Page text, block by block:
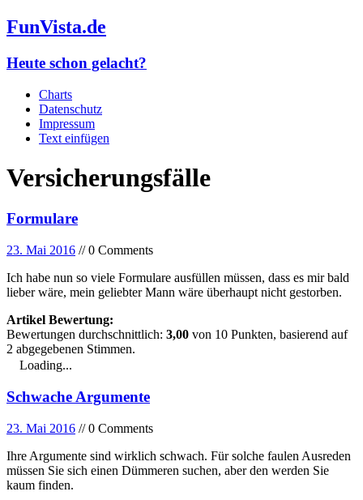
FunVista.de
Heute schon gelacht?
Charts
Datenschutz
Impressum
Text einfügen
Versicherungsfälle
Formulare
23. Mai 2016 // 0 Comments
Ich habe nun so viele Formulare ausfüllen müssen, dass es mir bald
lieber wäre, mein geliebter Mann wäre überhaupt nicht gestorben.
Artikel Bewertung:
Bewertungen durchschnittlich: 3,00 von 10 Punkten, basierend auf
2 abgegebenen Stimmen.
Loading...
Schwache Argumente
23. Mai 2016 // 0 Comments
Ihre Argumente sind wirklich schwach. Für solche faulen Ausreden
müssen Sie sich einen Dümmeren suchen, aber den werden Sie
kaum finden.